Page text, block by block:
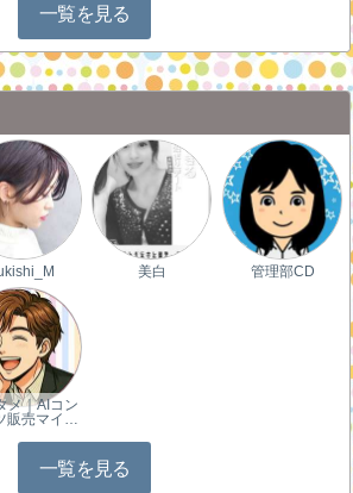
一覧を見る
美白 管理部CD
メ｜AIコン
販売マイ…
一覧を見る